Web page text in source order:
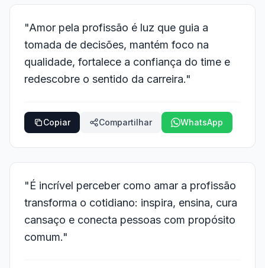
"Amor pela profissão é luz que guia a
tomada de decisões, mantém foco na
qualidade, fortalece a confiança do time e
redescobre o sentido da carreira."
Copiar Compartilhar WhatsApp
"É incrível perceber como amar a profissão
transforma o cotidiano: inspira, ensina, cura
cansaço e conecta pessoas com propósito
comum."